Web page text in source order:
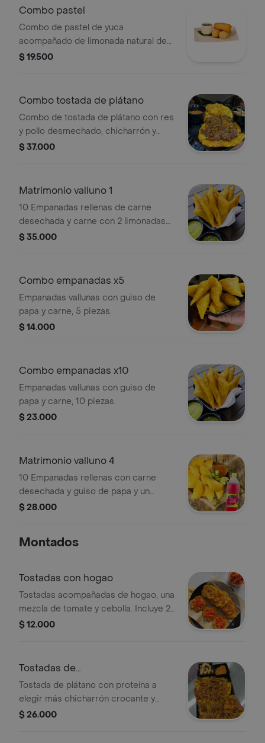
Combo pastel
Combo de pastel de yuca
acompañado de limonada natural de
16 oz.
$ 19.500
Combo tostada de plátano
Combo de tostada de plátano con res
y pollo desmechado, chicharrón y
hogao, acompañado de limonada
$ 37.000
Matrimonio valluno 1
10 Empanadas rellenas de carne
desechada y carne con 2 limonadas
de 16oz y aji
$ 35.000
Combo empanadas x5
Empanadas vallunas con guiso de
papa y carne, 5 piezas.
$ 14.000
Combo empanadas x10
Empanadas vallunas con guiso de
papa y carne, 10 piezas.
$ 23.000
Matrimonio valluno 4
10 Empanadas rellenas con carne
desechada y guiso de papa y un
econolitro (sabor sujeto a
$ 28.000
Montados
Tostadas con hogao
Tostadas acompañadas de hogao, una
mezcla de tomate y cebolla. Incluye 2
porciones.
$ 12.000
Tostadas de
plátanoconcarnesychicharrón
Tostada de plátano con proteína a
elegir más chicharrón crocante y
hogao de la casa.
$ 26.000